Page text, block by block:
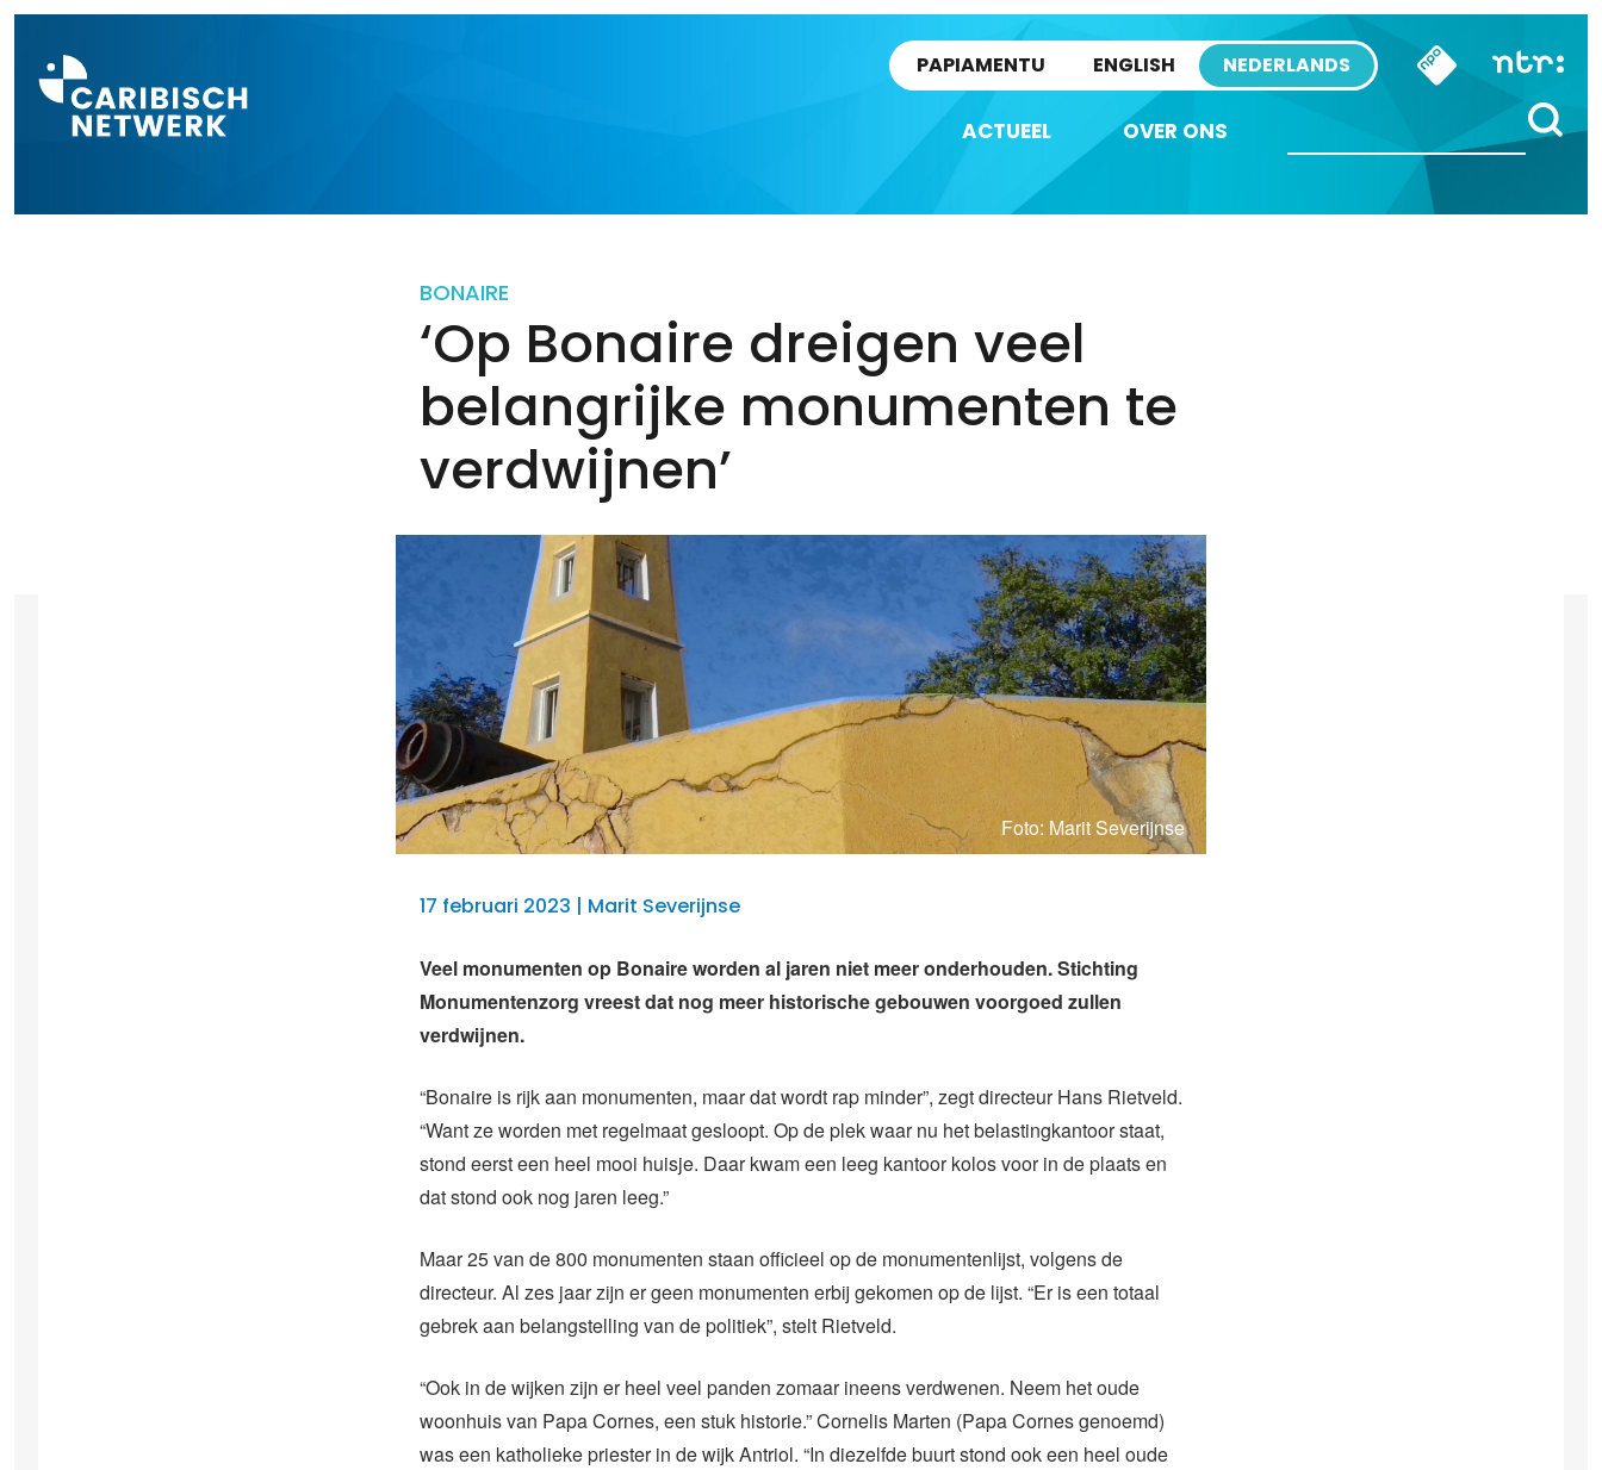
PAPIAMENTU ENGLISH NEDERLANDS
ACTUEEL OVER ONS
BONAIRE
‘Op Bonaire dreigen veel
belangrijke monumenten te
verdwijnen’
Foto: Marit Severijnse
17 februari 2023 | Marit Severijnse
Veel monumenten op Bonaire worden al jaren niet meer onderhouden. Stichting
Monumentenzorg vreest dat nog meer historische gebouwen voorgoed zullen
verdwijnen.
“Bonaire is rijk aan monumenten, maar dat wordt rap minder”, zegt directeur Hans Rietveld.
“Want ze worden met regelmaat gesloopt. Op de plek waar nu het belastingkantoor staat,
stond eerst een heel mooi huisje. Daar kwam een leeg kantoor kolos voor in de plaats en
dat stond ook nog jaren leeg.”
Maar 25 van de 800 monumenten staan officieel op de monumentenlijst, volgens de
directeur. Al zes jaar zijn er geen monumenten erbij gekomen op de lijst. “Er is een totaal
gebrek aan belangstelling van de politiek”, stelt Rietveld.
“Ook in de wijken zijn er heel veel panden zomaar ineens verdwenen. Neem het oude
woonhuis van Papa Cornes, een stuk historie.” Cornelis Marten (Papa Cornes genoemd)
was een katholieke priester in de wijk Antriol. “In diezelfde buurt stond ook een heel oude